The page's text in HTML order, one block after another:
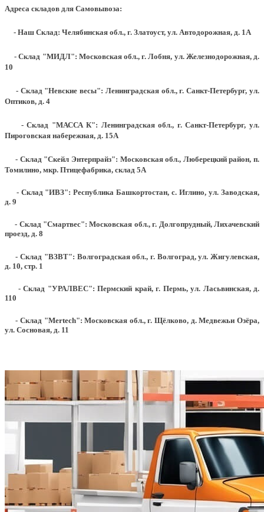
Адреса складов для Самовывоза:
- Наш Склад: Челябинская обл., г. Златоуст, ул. Автодорожная, д. 1А
- Склад "МИДЛ": Московская обл., г. Лобня, ул. Железнодорожная, д.
10
- Склад "Невские весы": Ленинградская обл., г. Санкт-Петербург, ул.
Оптиков, д. 4
- Склад "МАССА К": Ленинградская обл., г. Санкт-Петербург, ул.
Пироговская набережная, д. 15А
- Склад "Скейл Энтерпрайз": Московская обл., Люберецкий район, п.
Томилино, мкр. Птицефабрика, склад 5А
- Склад "ИВЗ": Республика Башкортостан, с. Иглино, ул. Заводская,
д. 9
- Склад "Смартвес":Московская обл., г. Долгопрудный, Лихачевский
проезд, д. 8
- Склад "ВЗВТ": Волгоградская обл., г. Волгоград, ул. Жигулевская,
д. 10, стр. 1
- Склад "УРАЛВЕС": Пермский край, г. Пермь, ул. Ласьвинская, д.
110
- Склад "Mertech": Московская обл., г. Щёлково, д. Медвежьи Озёра,
ул. Сосновая, д. 11